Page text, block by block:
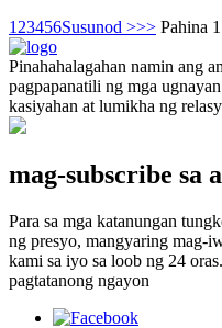
1 23456Susunod >>> Pahina
Pinahahalagahan namin ang
pagpapanatili ng mga
kasiyahan at lumikha ng
mag-subscribe sa
Para sa mga katanungan
ng presyo, mangyaring mag-
kami sa iyo sa loob ng 24 oras.
pagtatanong ngayon